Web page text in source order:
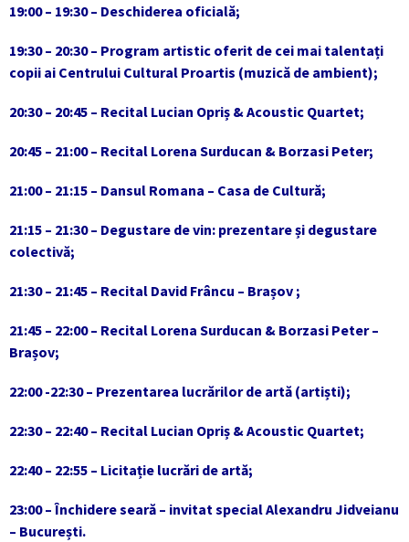
19:00 – 19:30 – Deschiderea oficială;
19:30 – 20:30 – Program artistic oferit de cei mai talentați
copii ai Centrului Cultural Proartis (muzică de ambient);
20:30 – 20:45 – Recital Lucian Opriș & Acoustic Quartet;
20:45 – 21:00 – Recital Lorena Surducan & Borzasi Peter;
21:00 – 21:15 – Dansul Romana – Casa de Cultură;
21:15 – 21:30 – Degustare de vin: prezentare și degustare
colectivă;
21:30 – 21:45 – Recital David Frâncu – Brașov ;
21:45 – 22:00 – Recital Lorena Surducan & Borzasi Peter –
Brașov;
22:00 -22:30 – Prezentarea lucrărilor de artă (artiști);
22:30 – 22:40 – Recital Lucian Opriș & Acoustic Quartet;
22:40 – 22:55 – Licitație lucrări de artă;
23:00 – Închidere seară – invitat special Alexandru Jidveianu
– București.